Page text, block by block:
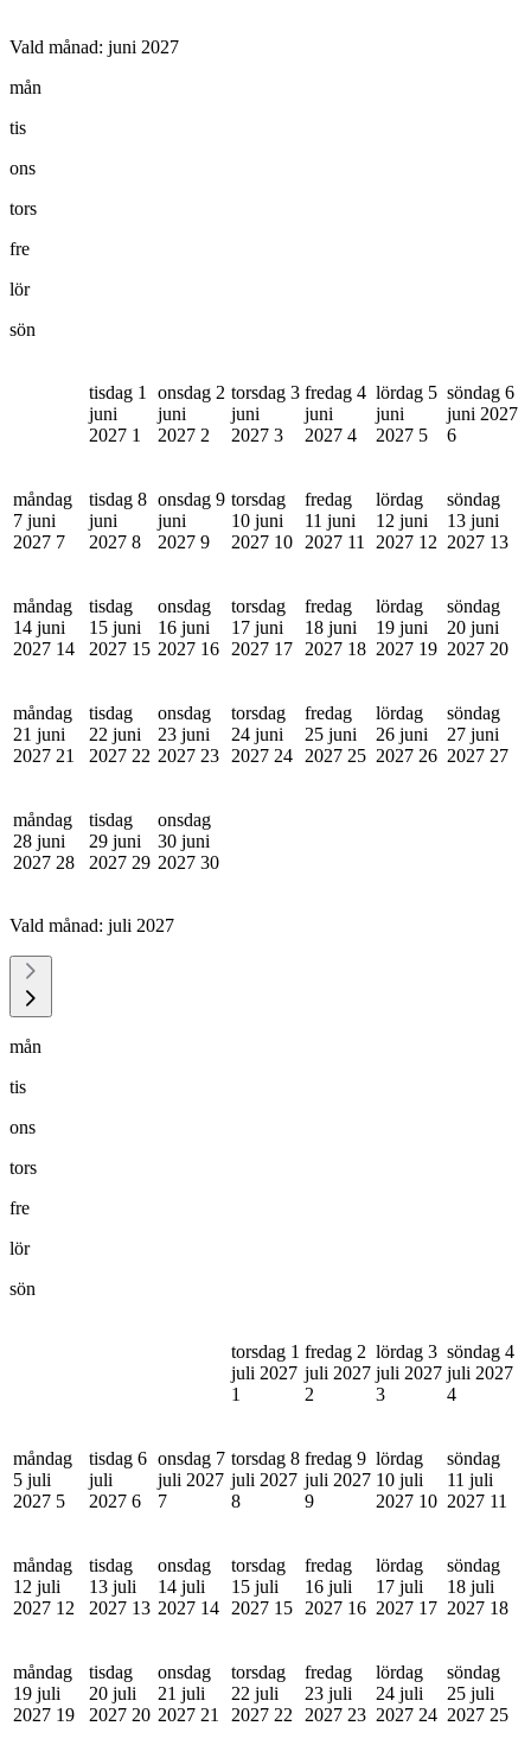
Vald månad: juni 2027
mån
tis
ons
tors
fre
lör
sön
tisdag 1
juni
2027 1
onsdag 2
juni
2027 2
torsdag 3
juni
2027 3
fredag 4
juni
2027 4
lördag 5
juni
2027 5
söndag 6
juni 2027
6
måndag
7 juni
2027 7
tisdag 8
juni
2027 8
onsdag 9
juni
2027 9
torsdag
10 juni
2027 10
fredag
11 juni
2027 11
lördag
12 juni
2027 12
söndag
13 juni
2027 13
måndag
14 juni
2027 14
tisdag
15 juni
2027 15
onsdag
16 juni
2027 16
torsdag
17 juni
2027 17
fredag
18 juni
2027 18
lördag
19 juni
2027 19
söndag
20 juni
2027 20
måndag
21 juni
2027 21
tisdag
22 juni
2027 22
onsdag
23 juni
2027 23
torsdag
24 juni
2027 24
fredag
25 juni
2027 25
lördag
26 juni
2027 26
söndag
27 juni
2027 27
måndag
28 juni
2027 28
tisdag
29 juni
2027 29
onsdag
30 juni
2027 30
Vald månad: juli 2027
mån
tis
ons
tors
fre
lör
sön
torsdag 1
juli 2027
1
fredag 2
juli 2027
2
lördag 3
juli 2027
3
söndag 4
juli 2027
4
måndag
5 juli
2027 5
tisdag 6
juli
2027 6
onsdag 7
juli 2027
7
torsdag 8
juli 2027
8
fredag 9
juli 2027
9
lördag
10 juli
2027 10
söndag
11 juli
2027 11
måndag
12 juli
2027 12
tisdag
13 juli
2027 13
onsdag
14 juli
2027 14
torsdag
15 juli
2027 15
fredag
16 juli
2027 16
lördag
17 juli
2027 17
söndag
18 juli
2027 18
måndag
19 juli
2027 19
tisdag
20 juli
2027 20
onsdag
21 juli
2027 21
torsdag
22 juli
2027 22
fredag
23 juli
2027 23
lördag
24 juli
2027 24
söndag
25 juli
2027 25